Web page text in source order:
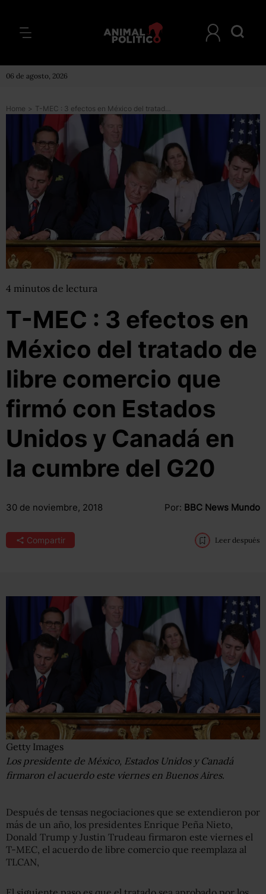
06 de agosto, 2026
Home > T-MEC : 3 efectos en México del tratado de libre comercio que firmó con Estados Unidos y Canadá en la cumbre del G20
4 minutos de lectura
T-MEC : 3 efectos en
México del tratado de
libre comercio que
firmó con Estados
Unidos y Canadá en
la cumbre del G20
30 de noviembre, 2018 Por: BBC News Mundo
Compartir Leer después
Getty Images
Los presidente de México, Estados Unidos y Canadá
firmaron el acuerdo este viernes en Buenos Aires.
Después de tensas negociaciones que se extendieron por
más de un año, los presidentes Enrique Peña Nieto,
Donald Trump y Justin Trudeau firmaron este viernes el
T-MEC, el acuerdo de libre comercio que reemplaza al
TLCAN,